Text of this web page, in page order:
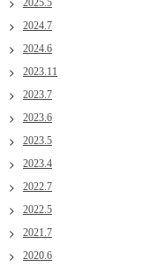
2025.5
2024.7
2024.6
2023.11
2023.7
2023.6
2023.5
2023.4
2022.7
2022.5
2021.7
2020.6